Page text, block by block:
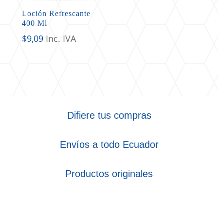
Loción Refrescante
400 Ml
$9,09 Inc. IVA
Difiere tus compras
Envíos a todo Ecuador
Productos originales